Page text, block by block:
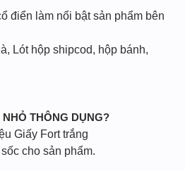
điển làm nổi bật sản phẩm bên
Lót hộp shipcod, hộp bánh,
THÔNG DỤNG?
Giấy Fort trắng
cho sản phẩm.